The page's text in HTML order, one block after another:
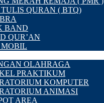
QURAN ( BTQ)
BAND
QUR’AN
MOBIL
OLAHRAGA
PRAKTIKUM
KOMPUTER
ANIMASI
AREA